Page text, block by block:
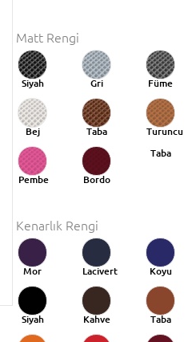
Matt Rengi
Siyah Gri Füme
Bej Taba
Turuncu
Taba
Pembe Bordo
Kenarlık Rengi
Mor Lacivert
Koyu
Mavi
Siyah Kahve Taba